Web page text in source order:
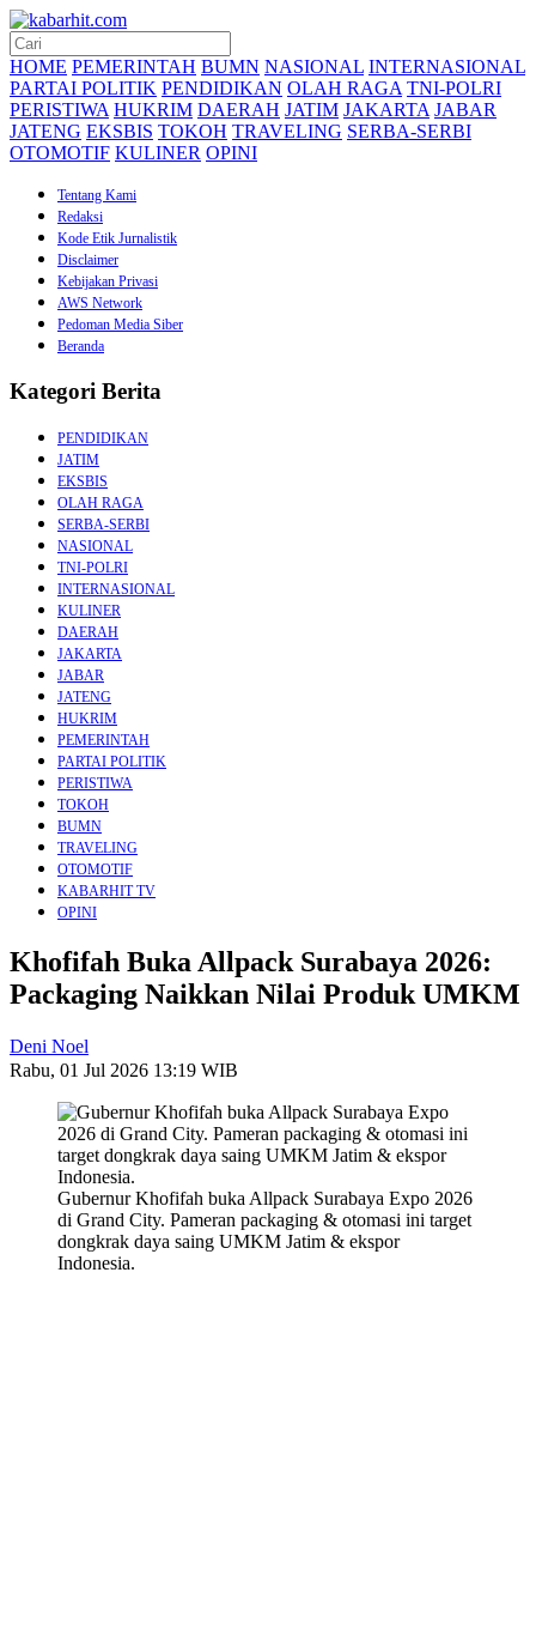
HOME PEMERINTAH BUMN NASIONAL INTERNASIONAL
PARTAI POLITIK PENDIDIKAN OLAH RAGA TNI-POLRI
PERISTIWA HUKRIM DAERAH JATIM JAKARTA JABAR
JATENG EKSBIS TOKOH TRAVELING SERBA-SERBI
OTOMOTIF KULINER OPINI
Tentang Kami
Redaksi
Kode Etik Jurnalistik
Disclaimer
Kebijakan Privasi
AWS Network
Pedoman Media Siber
Beranda
Kategori Berita
PENDIDIKAN
JATIM
EKSBIS
OLAH RAGA
SERBA-SERBI
NASIONAL
TNI-POLRI
INTERNASIONAL
KULINER
DAERAH
JAKARTA
JABAR
JATENG
HUKRIM
PEMERINTAH
PARTAI POLITIK
PERISTIWA
TOKOH
BUMN
TRAVELING
OTOMOTIF
KABARHIT TV
OPINI
Khofifah Buka Allpack Surabaya 2026:
Packaging Naikkan Nilai Produk UMKM
Deni Noel
Rabu, 01 Jul 2026 13:19 WIB
Gubernur Khofifah buka Allpack Surabaya Expo 2026
di Grand City. Pameran packaging & otomasi ini target
dongkrak daya saing UMKM Jatim & ekspor
Indonesia.